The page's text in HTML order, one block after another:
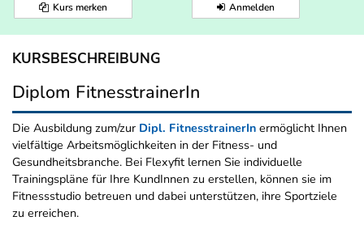
Kurs merken Anmelden
KURSBESCHREIBUNG
Diplom FitnesstrainerIn
Die Ausbildung zum/zur Dipl. FitnesstrainerIn ermöglicht Ihnen
vielfältige Arbeitsmöglichkeiten in der Fitness- und
Gesundheitsbranche. Bei Flexyfit lernen Sie individuelle
Trainingspläne für Ihre KundInnen zu erstellen, können sie im
Fitnessstudio betreuen und dabei unterstützen, ihre Sportziele
zu erreichen.